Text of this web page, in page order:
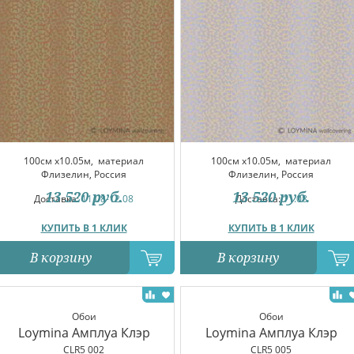
100см x10.05м, материал
Флизелин, Россия
Доставка:11.08-12.08
КУПИТЬ В 1 КЛИК
13 520 руб.
В корзину
100см x10.05м, материал
Флизелин, Россия
Доставка:11.08
КУПИТЬ В 1 КЛИК
13 520 руб.
В корзину
Обои
Loymina Амплуа Клэр
CLR5 002
Обои
Loymina Амплуа Клэр
CLR5 005